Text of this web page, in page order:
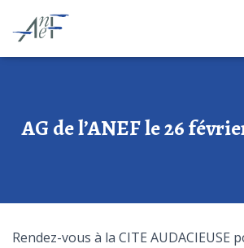
AG de l’ANEF le 26
Rendez-vous à la CITE AUDACIEUSE